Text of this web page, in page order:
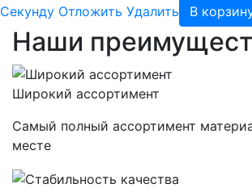
Cекунду Отложить Удалить В
Наши
Широкий ассортимент
Самый полный ассортимент
месте